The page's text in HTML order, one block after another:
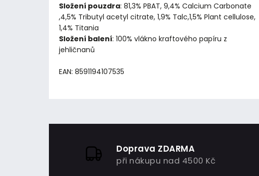
Složení pouzdra: 81,3% PBAT, 9,4% Calcium Carbonate
,4,5% Tributyl acetyl citrate, 1,9% Talc,1,5% Plant cellulose,
1,4% Titania
Složení balení: 100% vlákno kraftového papíru z
jehličnanů
EAN: 8591194107535
Doprava ZDARMA
při nákupu nad 4500 Kč